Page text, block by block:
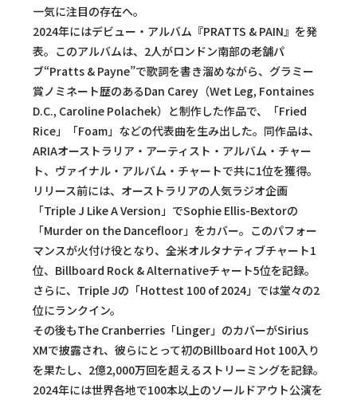
一気に注目の存在へ。
2024年にはデビュー・アルバム『PRATTS & PAIN』を発
表。このアルバムは、2人がロンドン南部の老舗パ
ブ“Pratts & Payne”で歌詞を書き溜めながら、グラミー
賞ノミネート歴のあるDan Carey（Wet Leg, Fontaines
D.C., Caroline Polachek）と制作した作品で、「Fried
Rice」「Foam」などの代表曲を生み出した。同作品は、
ARIAオーストラリア・アーティスト・アルバム・チャー
ト、ヴァイナル・アルバム・チャートで共に1位を獲得。
リリース前には、オーストラリアの人気ラジオ企画
「Triple J Like A Version」でSophie Ellis-Bextorの
「Murder on the Dancefloor」をカバー。このパフォー
マンスが火付け役となり、全米オルタナティブチャート1
位、Billboard Rock & Alternativeチャート5位を記録。
さらに、Triple Jの「Hottest 100 of 2024」では堂々の2
位にランクイン。
その後もThe Cranberries「Linger」のカバーがSirius
XMで披露され、彼らにとって初のBillboard Hot 100入り
を果たし、2億2,000万回を超えるストリーミングを記録。
2024年には世界各地で100本以上のソールドアウト公演を